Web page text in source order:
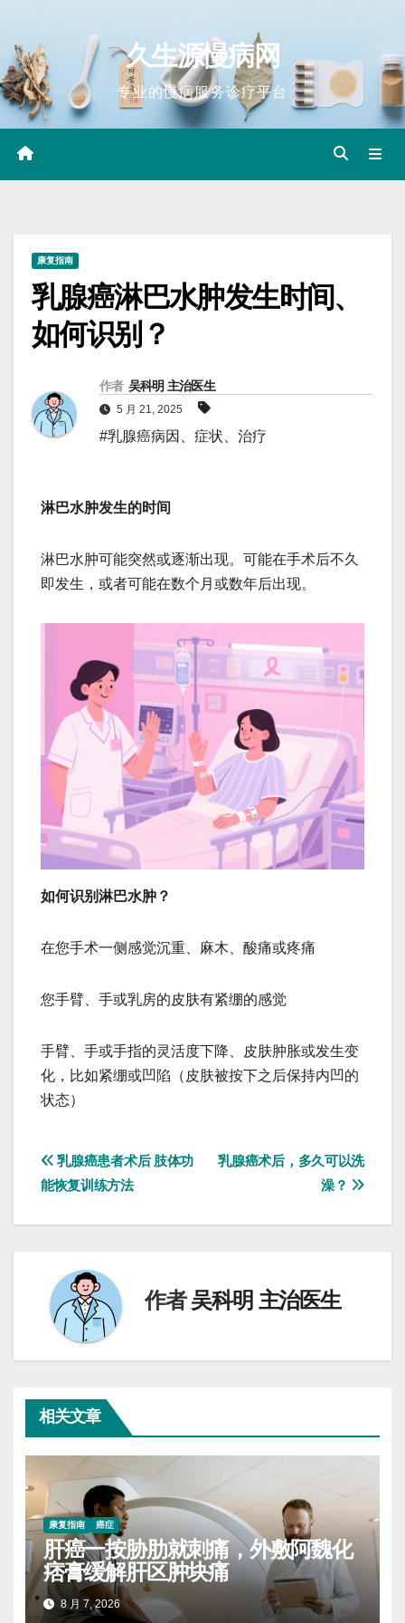
content
久生源慢病网
专业的慢病服务诊疗平台
康复指南
乳腺癌淋巴水肿发生时间、
如何识别？
作者 吴科明 主治医生
5 月 21, 2025
#乳腺癌病因、症状、治疗
淋巴水肿发生的时间
淋巴水肿可能突然或逐渐出现。可能在手术后不久
即发生，或者可能在数个月或数年后出现。
如何识别淋巴水肿？
在您手术一侧感觉沉重、麻木、酸痛或疼痛
您手臂、手或乳房的皮肤有紧绷的感觉
手臂、手或手指的灵活度下降、皮肤肿胀或发生变
化，比如紧绷或凹陷（皮肤被按下之后保持内凹的
状态）
文
章
航
乳腺癌术后，多久可以洗
澡？
乳腺癌患者术后 肢体功
能恢复训练方法
作者吴科明 主治医生
相关文章
康复指南 癌症
肝癌一按胁肋就刺痛，外敷阿魏化
痞膏缓解肝区肿块痛
8 月 7, 2026